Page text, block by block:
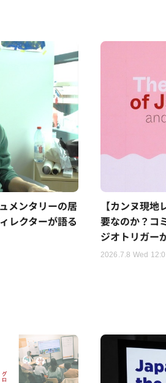
メンタリーの居
レクターが語る
【カンヌ現
要なのか？コ
ジオトリガー
2026.7.8 Wed